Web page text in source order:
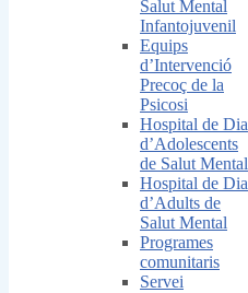
Salut Mental
Infantojuvenil
Equips
d’Intervenció
Precoç de la
Psicosi
Hospital de Dia
d’Adolescents
de Salut Mental
Hospital de Dia
d’Adults de
Salut Mental
Programes
comunitaris
Servei